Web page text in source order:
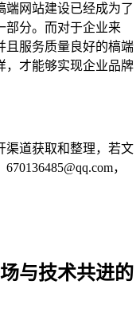
端网站建设已经成为了
部分。而对于企业来
且服务质量良好的槁端
，才能够实现企业品牌
渠道获取和整理，若文
，
与技术共进的